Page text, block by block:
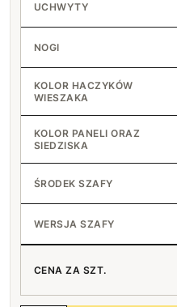
UCHWYTY
Srebrny standard
Czarny loft
NOGI
Bukowe
Czarne loft
KOLOR HACZYKÓW
WIESZAKA
Chromowany
KOLOR PANELI ORAZ
SIEDZISKA
2200 Biały
2239 Jasny szary
2242 Ciemny szary
ŚRODEK SZAFY
Drążek + 1 półka
5 półek
WERSJA SZAFY
Drzwi otwierane na prawo
Drzwi otwierane na lewo
CENA ZA SZT.